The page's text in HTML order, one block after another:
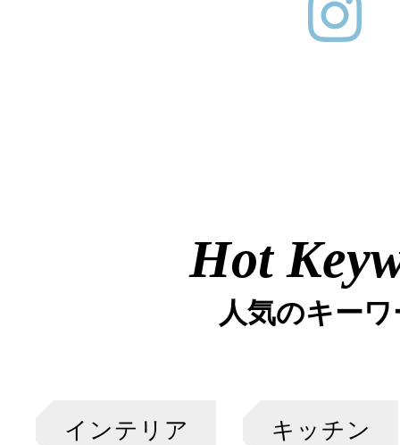
Hot
人気のキー
インテリア キッチン